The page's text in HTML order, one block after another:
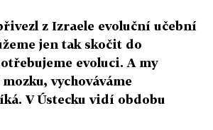
z Izraele evoluční učební
jen tak skočit do
evoluci. A my
vychováváme
V Ústecku vidí obdobu